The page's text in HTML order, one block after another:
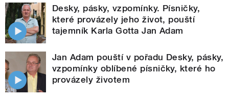
Desky, pásky, vzpomínky. Písničky,
které provázely jeho život, pouští
tajemník Karla Gotta Jan Adam
Jan Adam pouští v pořadu Desky, pásky,
vzpomínky oblíbené písničky, které ho
provázely životem